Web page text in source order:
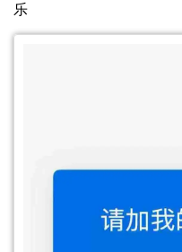
乐